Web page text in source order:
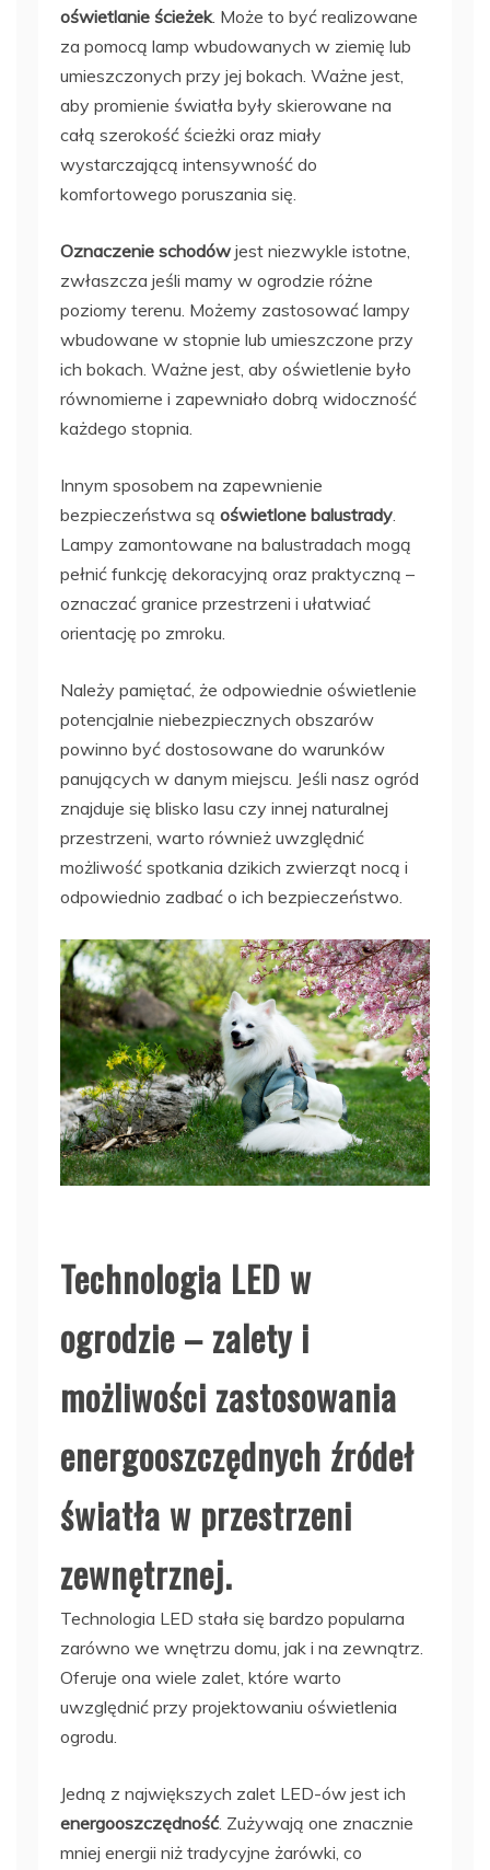
oświetlanie ścieżek. Może to być realizowane
za pomocą lamp wbudowanych w ziemię lub
umieszczonych przy jej bokach. Ważne jest,
aby promienie światła były skierowane na
całą szerokość ścieżki oraz miały
wystarczającą intensywność do
komfortowego poruszania się.
Oznaczenie schodów jest niezwykle istotne,
zwłaszcza jeśli mamy w ogrodzie różne
poziomy terenu. Możemy zastosować lampy
wbudowane w stopnie lub umieszczone przy
ich bokach. Ważne jest, aby oświetlenie było
równomierne i zapewniało dobrą widoczność
każdego stopnia.
Innym sposobem na zapewnienie
bezpieczeństwa są oświetlone balustrady
Lampy zamontowane na balustradach mogą
pełnić funkcję dekoracyjną oraz praktyczną –
oznaczać granice przestrzeni i ułatwiać
orientację po zmroku.
Należy pamiętać, że odpowiednie oświetlenie
potencjalnie niebezpiecznych obszarów
powinno być dostosowane do warunków
panujących w danym miejscu. Jeśli nasz ogród
znajduje się blisko lasu czy innej naturalnej
przestrzeni, warto również uwzględnić
możliwość spotkania dzikich zwierząt nocą i
odpowiednio zadbać o ich bezpieczeństwo.
Technologia LED w
ogrodzie – zalety i
możliwości zastosowania
energooszczędnych źródeł
światła w przestrzeni
zewnętrznej.
Technologia LED stała się bardzo popularna
zarówno we wnętrzu domu, jak i na zewnątrz.
Oferuje ona wiele zalet, które warto
uwzględnić przy projektowaniu oświetlenia
ogrodu.
Jedną z największych zalet LED-ów jest ich
energooszczędność. Zużywają one znacznie
mniej energii niż tradycyjne żarówki, co